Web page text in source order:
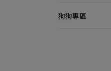
狗狗專區